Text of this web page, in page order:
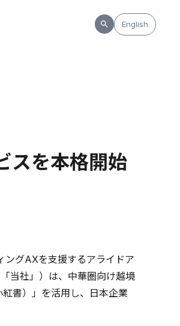
English
スを本格開始
ングAXを支援するアライドア
当社」）は、中華圏向け越境
書）」を活用し、日本企業